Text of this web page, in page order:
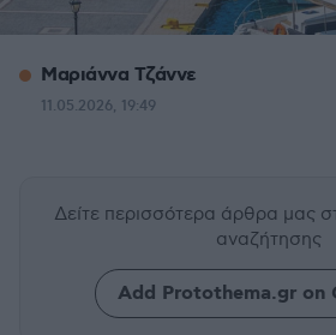
Μαριάννα Τζάννε
11.05.2026, 19:49
Δείτε περισσότερα άρθρα μας
αναζήτησης
Add Protothema.gr on